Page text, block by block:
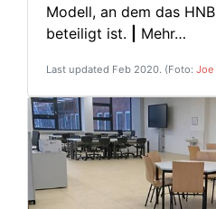
Modell, an dem das
beteiligt ist.
Mehr…
Last updated Feb 2020. (Foto: Joe